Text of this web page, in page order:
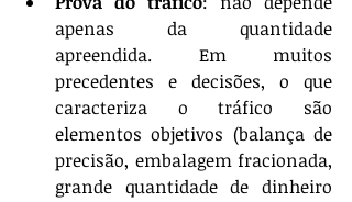
apenas da quantidade
apreendida. Em muitos
precedentes e decisões, o que
caracteriza o tráfico são
elementos objetivos (balança de
precisão, embalagem fracionada,
grande quantidade de dinheiro